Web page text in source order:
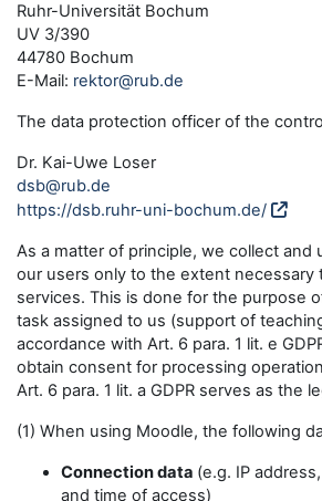
Ruhr-Universität Bochum
UV 3/390
44780 Bochum
E-Mail: rektor@rub.de
The data protection officer of the
Dr. Kai-Uwe Loser
dsb@rub.de
https://dsb.ruhr-uni-bochum.de/
As a matter of principle, we collect and
our users only to the extent necessary
services. This is done for the purpose
task assigned to us (support of
accordance with Art. 6 para. 1 lit. e
obtain consent for processing
Art. 6 para. 1 lit. a GDPR serves as the
(1) When using Moodle, the following
Connection data (e.g. IP
and time of access)